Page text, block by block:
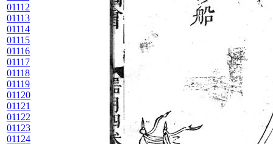
01112
01113
01114
01115
01116
01117
01118
01119
01120
01121
01122
01123
01124